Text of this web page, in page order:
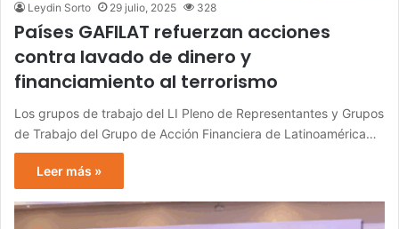
Leydin Sorto 29 julio, 2025 328
Países GAFILAT refuerzan acciones
contra lavado de dinero y
financiamiento al terrorismo
Los grupos de trabajo del LI Pleno de Representantes y Grupos
de Trabajo del Grupo de Acción Financiera de Latinoamérica…
Leer más »